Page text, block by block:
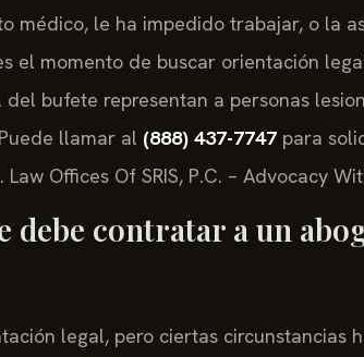
médico, le ha impedido trabajar, o la
el momento de buscar orientación
del bufete representan a personas
llamar al (888) 437-7747 para
Offices Of SRIS, P.C. – Advocacy
debe contratar a un
legal, pero ciertas circunstancias